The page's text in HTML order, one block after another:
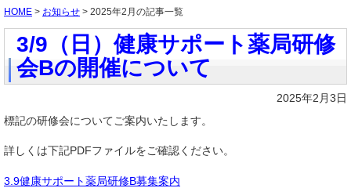
HOME > お知らせ > 2025年2月の記事一覧
3/9（日）健康サポート薬局研修
会Bの開催について
2025年2月3日
標記の研修会についてご案内いたします。
詳しくは下記PDFファイルをご確認ください。
3.9健康サポート薬局研修B募集案内